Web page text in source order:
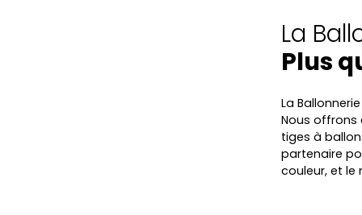
La
Plus
La
Nous offrons
tiges à
partenaire
couleur, et le